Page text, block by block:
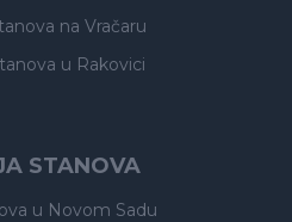
na Vračaru
u Rakovici
STANOVA
u Novom Sadu